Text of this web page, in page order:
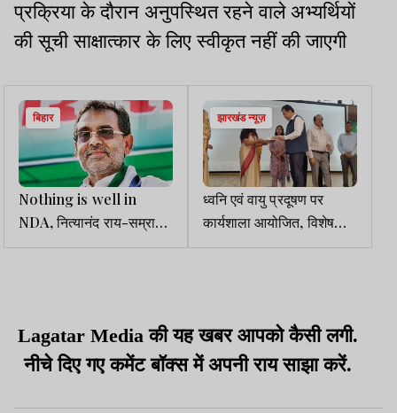
प्रक्रिया के दौरान अनुपस्थित रहने वाले अभ्यर्थियों
की सूची साक्षात्कार के लिए स्वीकृत नहीं की जाएगी
बिहार
Nothing is well in
NDA, नित्यानंद राय-सम्राट
चौधरी देर रात उपेंद्र कुशवाहा
झारखंड न्यूज़
ध्वनि एवं वायु प्रदूषण पर
कार्यशाला आयोजित, विशेषज्ञों
ने किया लोगों को जागरूक
Lagatar Media की यह खबर आपको कैसी लगी.
नीचे दिए गए कमेंट बॉक्स में अपनी राय साझा करें.